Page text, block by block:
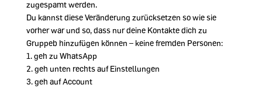
zugespamt werden.
Du kannst diese Veränderung zurücksetzen so wie sie
vorher war und so, dass nur deine Kontakte dich zu
Gruppeb hinzufügen können – keine fremden Personen:
1. geh zu WhatsApp
2. geh unten rechts auf Einstellungen
3. geh auf Account